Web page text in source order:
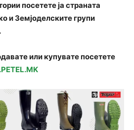
посетете ја страната
и Земјоделските групи
.
или купувате посетете